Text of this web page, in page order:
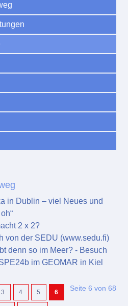
in Dublin – viel Neues und
2 x 2?
von der SEDU (www.sedu.fi)
denn so im Meer? - Besuch
im GEOMAR in Kiel
Seite 6 von 68
3 4 5 6